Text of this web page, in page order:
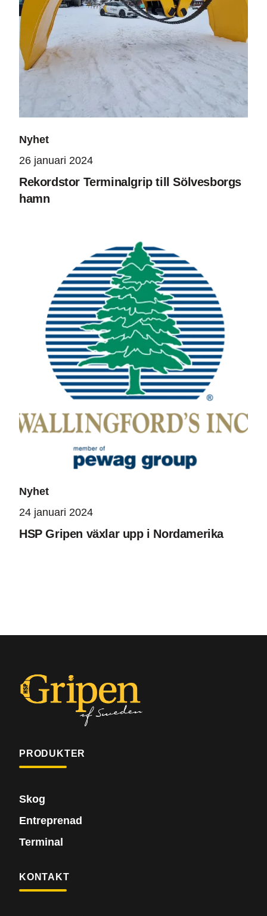
Nyhet
26 januari 2024
Rekordstor Terminalgrip till Sölvesborgs
hamn
Nyhet
24 januari 2024
HSP Gripen växlar upp i Nordamerika
PRODUKTER
Skog
Entreprenad
Terminal
KONTAKT